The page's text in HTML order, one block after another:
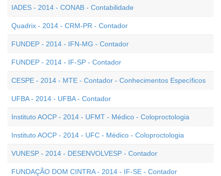
IADES - 2014 - CONAB - Contabilidade
Quadrix - 2014 - CRM-PR - Contador
FUNDEP - 2014 - IFN-MG - Contador
FUNDEP - 2014 - IF-SP - Contador
CESPE - 2014 - MTE - Contador - Conhecimentos Específicos
UFBA - 2014 - UFBA - Contador
Instituto AOCP - 2014 - UFMT - Médico - Coloproctologia
Instituto AOCP - 2014 - UFC - Médico - Coloproctologia
VUNESP - 2014 - DESENVOLVESP - Contador
FUNDAÇÃO DOM CINTRA - 2014 - IF-SE - Contador